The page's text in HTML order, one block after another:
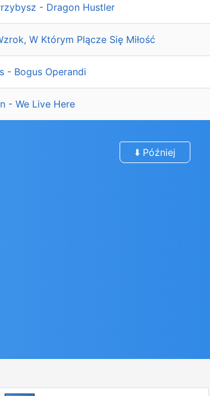
- Dragon Hustler
W Którym Plącze Się Miłość
- Bogus Operandi
- We Live Here
⬇️ Później